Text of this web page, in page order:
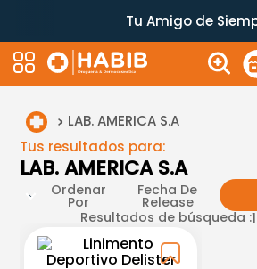
Tu Amigo de
LAB. AMERICA S.A
Tus resultados para:
LAB. AMERICA S.A
Ordenar
Por
Fecha De
Release
Resultados de búsqueda :1